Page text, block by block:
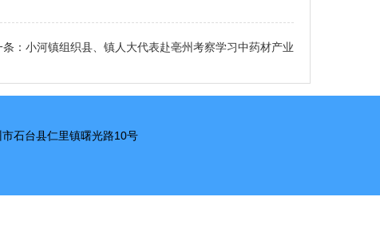
： 小河镇组织县、镇人大代表赴亳州考察学习中药材产业
石台县仁里镇曙光路10号